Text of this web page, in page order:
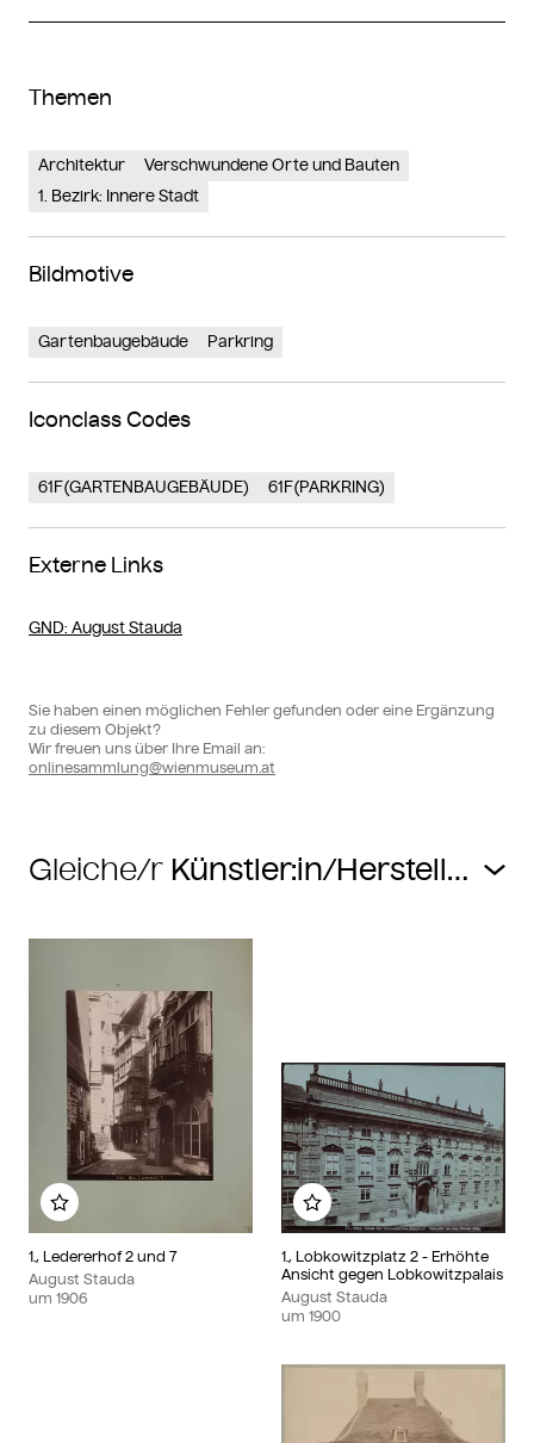
Themen
Architektur
Verschwundene Orte und Bauten
1. Bezirk: Innere Stadt
Bildmotive
Gartenbaugebäude Parkring
Iconclass Codes
61F(GARTENBAUGEBÄUDE) 61F(PARKRING)
Externe Links
GND: August Stauda
Sie haben einen möglichen Fehler gefunden oder eine Ergänzung
zu diesem Objekt?
Wir freuen uns über Ihre Email an:
onlinesammlung@wienmuseum.at
Gleiche/r
1., Ledererhof 2 und 7
August Stauda
um 1906
Zu meinem Album hinzufügen
1., Lobkowitzplatz 2 - Erhöhte
Ansicht gegen Lobkowitzpalais
August Stauda
um 1900
Zu meinem Album